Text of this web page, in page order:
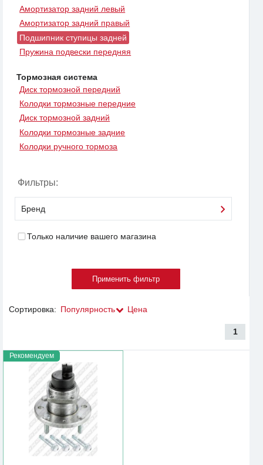
Амортизатор задний левый
Амортизатор задний правый
Подшипник ступицы задней
Пружина подвески передняя
Тормозная система
Диск тормозной передний
Колодки тормозные передние
Диск тормозной задний
Колодки тормозные задние
Колодки ручного тормоза
Фильтры:
Бренд
Только наличие вашего магазина
Сортировка: Популярность Цена
1
Рекомендуем